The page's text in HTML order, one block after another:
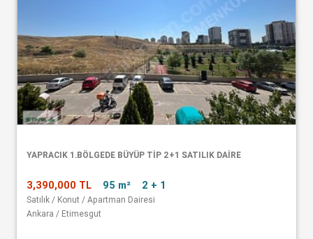
YAPRACIK 1.BÖLGEDE BÜYÜP TİP 2+1 SATILIK DAİRE
3,390,000 TL 95 m² 2 + 1
Satılık / Konut / Apartman Dairesi
Ankara / Etimesgut